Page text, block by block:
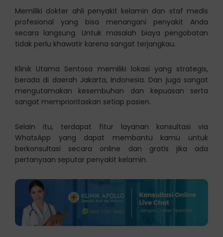
Memiliki dokter ahli penyakit kelamin dan staf medis
profesional yang bisa menangani penyakit Anda
secara langsung. Untuk masalah biaya pengobatan
tidak perlu khawatir karena sangat terjangkau.
Klinik Utama Sentosa memiliki lokasi yang strategis,
berada di daerah Jakarta, Indonesia. Dan juga sangat
mengutamakan kesembuhan dan kepuasan serta
sangat memprioritaskan setiap pasien.
Selain itu, terdapat fitur layanan konsultasi via
WhatsApp yang dapat membantu kamu untuk
berkonsultasi secara online dan gratis jika ada
pertanyaan seputar penyakit kelamin.